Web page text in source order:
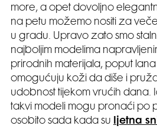
more, a opet dovoljno
na petu možemo nositi za
u gradu. Upravo zato smo
najboljim modelima
prirodnih materijala, poput
omogućuju koži da diše i
udobnost tijekom vrućih dana.
takvi modeli mogu pronaći po
osobito sada kada su ljetna